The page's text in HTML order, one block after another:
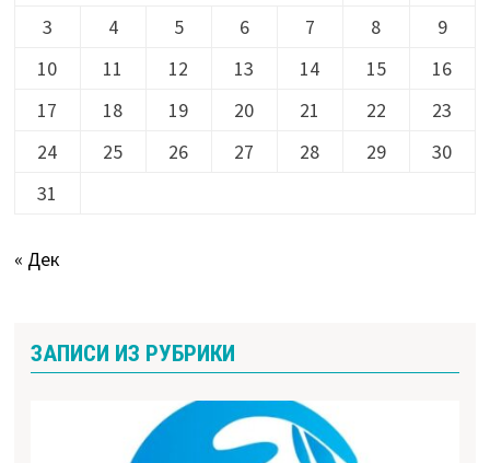
3
4 5 6 7 8
9
10
11 12 13 14 15
16
17
18 19 20 21 22
23
24
25 26 27 28 29
30
31
« Дек
ЗАПИСИ ИЗ РУБРИКИ